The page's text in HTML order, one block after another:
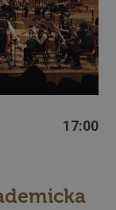
17:00